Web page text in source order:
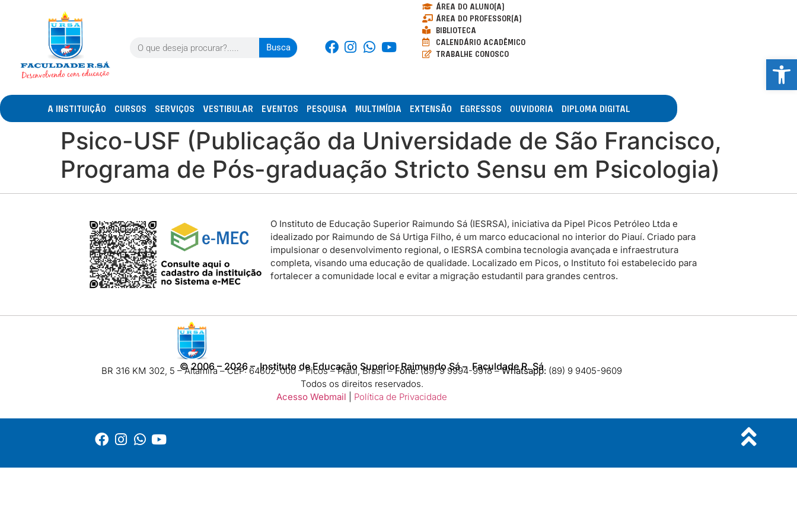
Busca
ÁREA DO ALUNO(A)
ÁREA DO PROFESSOR(A)
BIBLIOTECA
CALENDÁRIO ACADÊMICO
TRABALHE CONOSCO
A INSTITUIÇÃO CURSOS SERVIÇOS VESTIBULAR EVENTOS PESQUISA MULTIMÍDIA EXTENSÃO EGRESSOS OUVIDORIA DIPLOMA DIGITAL
Psico-USF (Publicação da Universidade de São Francisco,
Programa de Pós-graduação Stricto Sensu em Psicologia)
O Instituto de Educação Superior Raimundo Sá (IESRSA), iniciativa da Pipel Picos Petróleo Ltda e
idealizado por Raimundo de Sá Urtiga Filho, é um marco educacional no interior do Piauí. Criado para
impulsionar o desenvolvimento regional, o IESRSA combina tecnologia avançada e infraestrutura
completa, visando uma educação de qualidade. Localizado em Picos, o Instituto foi estabelecido para
fortalecer a comunidade local e evitar a migração estudantil para grandes centros.
©2006 – 2026– Instituto de Educação Superior Raimundo Sá – Faculdade R. Sá
BR 316 KM 302, 5 – Altamira – CEP: 64602-000 – Picos – Piauí, Brasil –Fone:(89) 9 9994-9918​ –Whatsapp: (89) 9 9405-9609
Todos os direitos reservados.
Acesso Webmail
Política de Privacidade
Abrir